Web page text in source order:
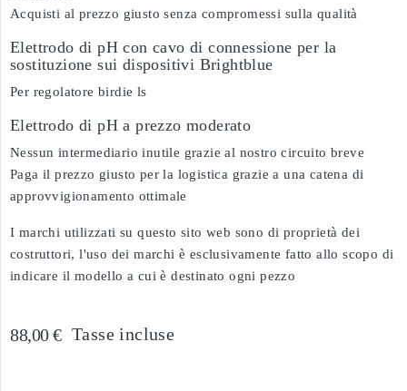
Acquisti al prezzo giusto senza compromessi sulla qualità
Elettrodo di pH con cavo di connessione per la
sostituzione sui dispositivi Brightblue
Per regolatore birdie ls
Elettrodo di pH a prezzo moderato
Nessun intermediario inutile grazie al nostro circuito breve
Paga il prezzo giusto per la logistica grazie a una catena di
approvvigionamento ottimale
I marchi utilizzati su questo sito web sono di proprietà dei
costruttori, l'uso dei marchi è esclusivamente fatto allo scopo di
indicare il modello a cui è destinato ogni pezzo
88,00 € Tasse incluse